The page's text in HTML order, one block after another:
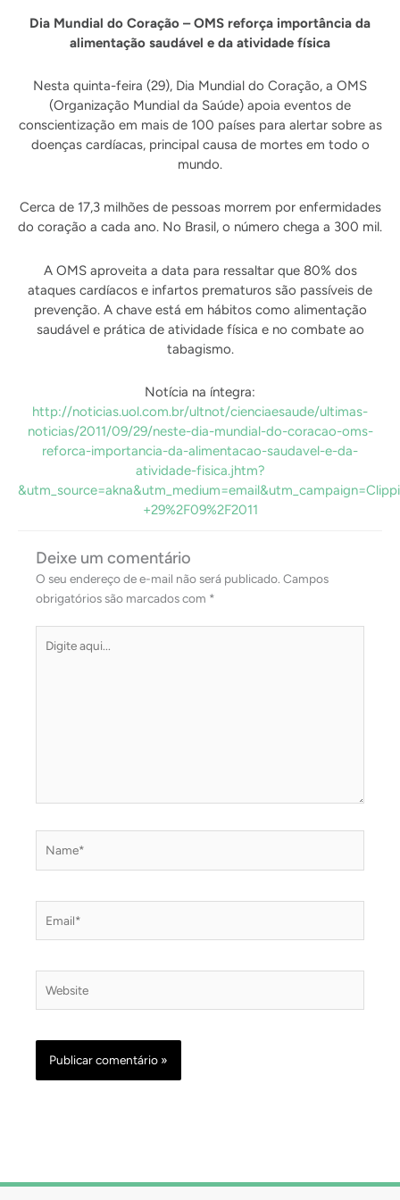
Dia Mundial do Coração – OMS reforça importância da
alimentação saudável e da atividade física
Nesta quinta-feira (29), Dia Mundial do Coração, a OMS
(Organização Mundial da Saúde) apoia eventos de
conscientização em mais de 100 países para alertar sobre as
doenças cardíacas, principal causa de mortes em todo o
mundo.
Cerca de 17,3 milhões de pessoas morrem por enfermidades
do coração a cada ano. No Brasil, o número chega a 300 mil.
A OMS aproveita a data para ressaltar que 80% dos
ataques cardíacos e infartos prematuros são passíveis de
prevenção. A chave está em hábitos como alimentação
saudável e prática de atividade física e no combate ao
tabagismo.
Notícia na íntegra:
http://noticias.uol.com.br/ultnot/cienciaesaude/ultimas-
noticias/2011/09/29/neste-dia-mundial-do-coracao-oms-
reforca-importancia-da-alimentacao-saudavel-e-da-
atividade-fisica.jhtm?
+29%2F09%2F2011
Deixe um comentário
O seu endereço de e-mail não será publicado. Campos
obrigatórios são marcados com *
aqui...